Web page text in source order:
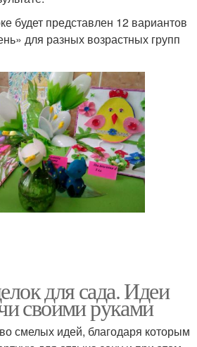
будет представлен 12 вариантов
для разных возрастных групп
для сада. Идеи
своими руками
смелых идей, благодаря которым